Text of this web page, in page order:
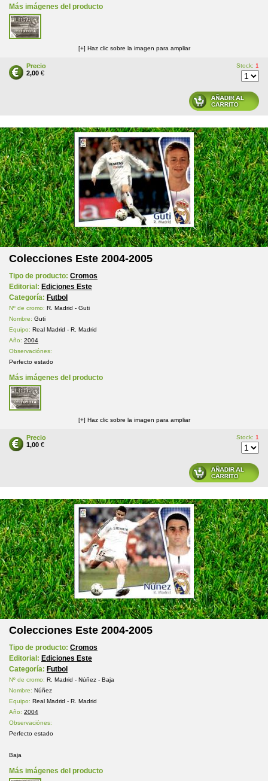
Más imágenes del producto
[+] Haz clic sobre la imagen para ampliar
Precio
2,00 €
Stock: 1
Colecciones Este 2004-2005
Tipo de producto: Cromos
Editorial: Ediciones Este
Categoría: Futbol
Nº de cromo: R. Madrid - Guti
Nombre: Guti
Equipo: Real Madrid - R. Madrid
Año: 2004
Observaciónes:
Perfecto estado
Más imágenes del producto
[+] Haz clic sobre la imagen para ampliar
Precio
1,00 €
Stock: 1
Colecciones Este 2004-2005
Tipo de producto: Cromos
Editorial: Ediciones Este
Categoría: Futbol
Nº de cromo: R. Madrid - Núñez - Baja
Nombre: Núñez
Equipo: Real Madrid - R. Madrid
Año: 2004
Observaciónes:
Perfecto estado
Baja
Más imágenes del producto